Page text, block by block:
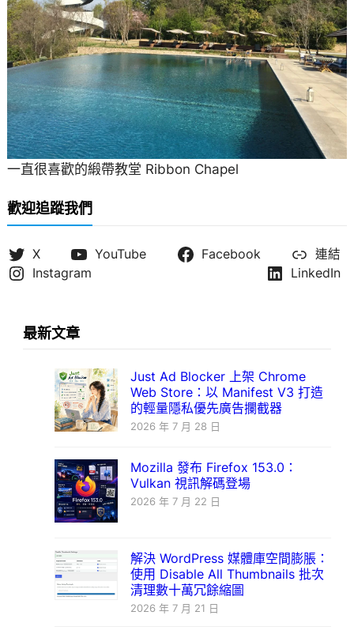
一直很喜歡的緞帶教堂 Ribbon Chapel
歡迎追蹤我們
X YouTube Facebook
連結
Instagram
LinkedIn
最新文章
Just Ad Blocker 上架 Chrome
Web Store：以 Manifest V3 打造
的輕量隱私優先廣告攔截器
2026 年 7 月 28 日
Mozilla 發布 Firefox 153.0：
Vulkan 視訊解碼登場
2026 年 7 月 22 日
解決 WordPress 媒體庫空間膨脹：
使用 Disable All Thumbnails 批次
清理數十萬冗餘縮圖
2026 年 7 月 21 日